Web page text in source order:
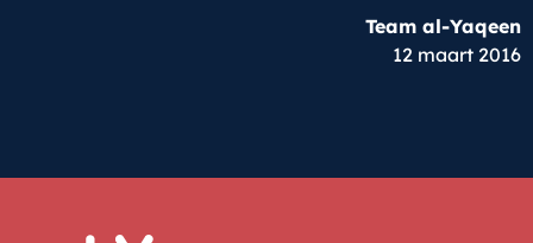
Team al-Yaqeen
12 maart 2016